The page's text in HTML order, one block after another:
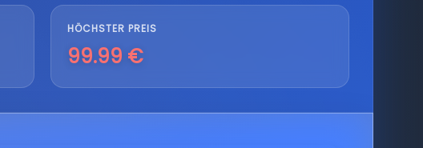
HÖCHSTER PREIS
99.99 €